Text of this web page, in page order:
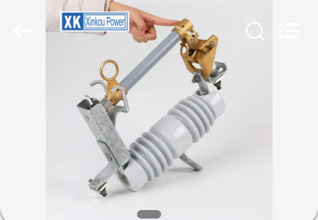
PRODUCTEN
ONGEVEER